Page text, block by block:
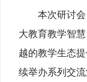
本次研讨
大教育教学智
越的教学生态
续举办系列交